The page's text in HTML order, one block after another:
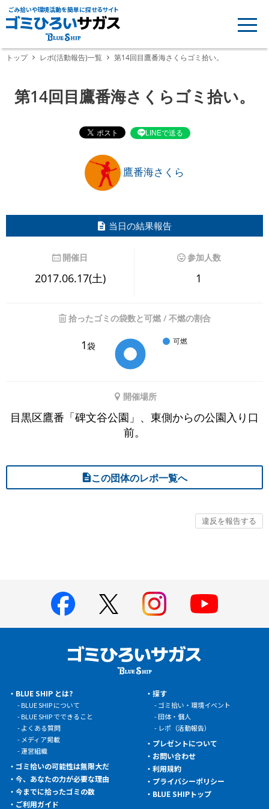
ごみ拾いや環境活動を簡単に探せるサイト
トップ レポ(活動報告)一覧 第14回目鷹番海さくらゴミ拾い。
第14回目鷹番海さくらゴミ拾い。
LINEで送る
鷹番海さくら
当日の結果報告
開催日
2017.06.17(土)
参加人数
1
拾ったゴミの袋数と可燃 / 不燃の割合
1袋 可燃
開催場所
目黒区鷹番「碑文谷公園」、東側からの公園入り口
前。
この団体のレポ一覧へ
BLUE SHIP とは?
BLUE SHIP について
BLUE SHIP でできること
よくある質問
メディア掲載
運営組織
ゴミ拾いの可能性は無限大だ
今、あなたの力が必要な理由
今までに拾ったゴミの数
ご利用ガイド
探す
ゴミ拾い・環境イベント
団体・個人
レポ（活動報告）
プレゼントについて
お問い合わせ
利用規約
プライバシーポリシー
BLUE SHIPトップ